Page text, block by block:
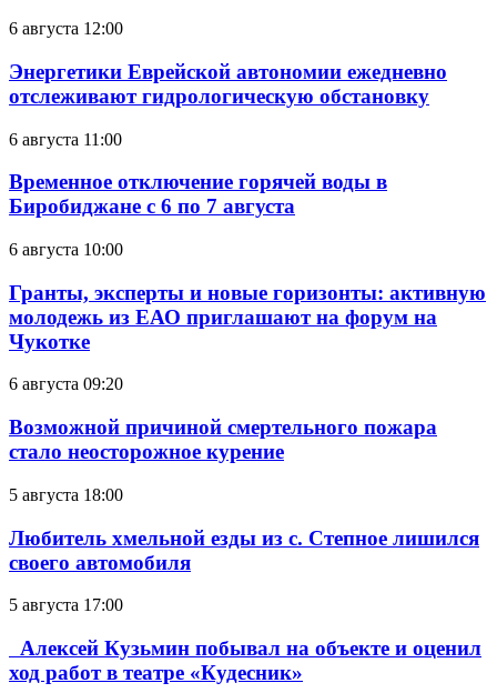
6 августа 12:00
Энергетики Еврейской автономии ежедневно
отслеживают гидрологическую обстановку
6 августа 11:00
Временное отключение горячей воды в
Биробиджане с 6 по 7 августа
6 августа 10:00
Гранты, эксперты и новые горизонты: активную
молодежь из ЕАО приглашают на форум на
Чукотке
6 августа 09:20
Возможной причиной смертельного пожара
стало неосторожное курение
5 августа 18:00
Любитель хмельной езды из с. Степное лишился
своего автомобиля
5 августа 17:00
Алексей Кузьмин побывал на объекте и оценил
ход работ в театре «Кудесник»